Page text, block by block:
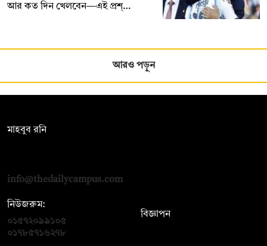
আর কত দিন খেলবেন—এই প্রশ্…
আরও পড়ুন
মাহবুব রনি
info@thedailycampus.com
নিউজরুম:
০১৫৭২০৯৯১০৫
০১৭৮৫৭১৬২৭৮
বিজ্ঞাপন